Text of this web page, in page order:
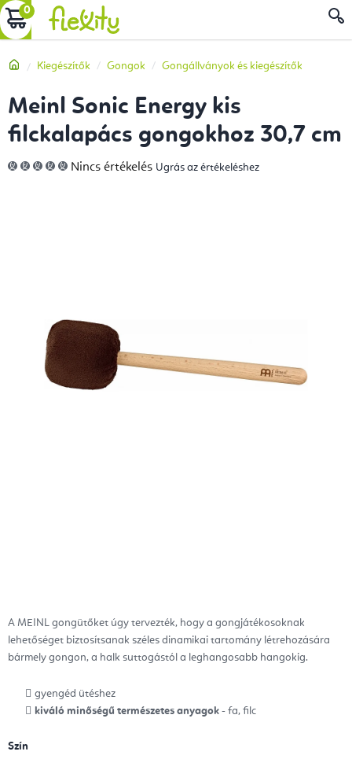
Ugrás
a
tartalomhoz
KOSÁR
Kezdőlap
Kiegészítők Gongok Gongállványok és kiegészítők
A MEINL gongütőket úgy tervezték, hogy a gongjátékosoknak
lehetőséget biztosítsanak széles dinamikai tartomány létrehozására
bármely gongon, a halk suttogástól a leghangosabb hangokig.
gyengéd ütéshez
kiváló minőségű természetes anyagok - fa, filc
Szín
Meinl Sonic Energy kis
filckalapács gongokhoz 30,7 cm
A
termék
Nincs értékelés Ugrás az értékeléshez